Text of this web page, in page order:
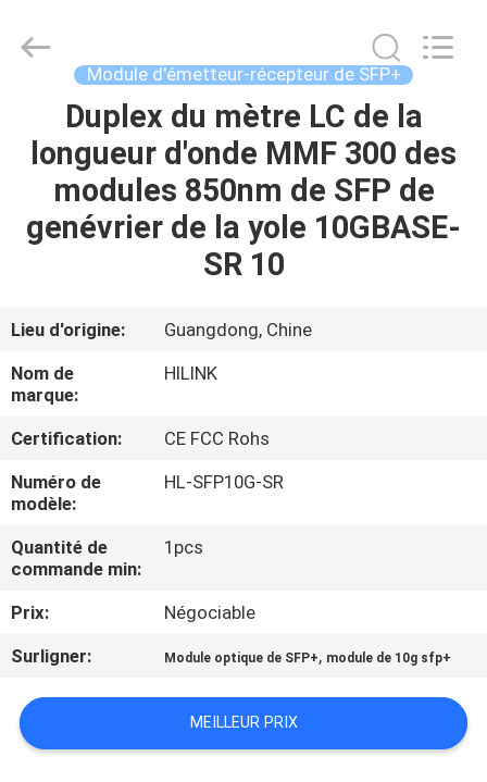
LA
MAISON
À
PROPOS
DE
NOUS
VISITE
DE
L'USINE
CONTRÔLE
DE
LA
QUALITÉ
HiLink
Technology
Module d'émetteur-récepteur de SFP+
Duplex du mètre LC de la
longueur d'onde MMF 300 des
modules 850nm de SFP de
genévrier de la yole 10GBASE-
SR 10
Lieu d'origine:
Guangdong, Chine
Nom de
marque:
HILINK
Certification:
CE FCC Rohs
Numéro de
modèle:
HL-SFP10G-SR
Quantité de
commande min:
1pcs
Prix:
Négociable
Surligner:
Module optique de SFP+, module de 10g sfp+
MEILLEUR PRIX